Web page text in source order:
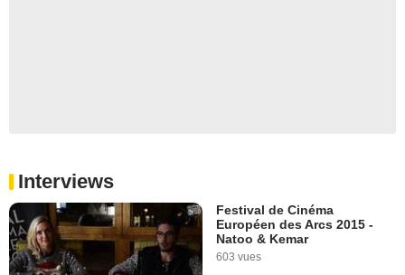
Interviews
Festival de Cinéma
Européen des Arcs 2015 -
Natoo & Kemar
603 vues